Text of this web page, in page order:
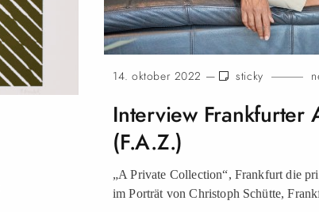
14. oktober 2022 — sticky
Interview Frankfurter
(F.A.Z.)
„A Private Collection“, Frankfurt die
im Porträt von Christoph Schütte,